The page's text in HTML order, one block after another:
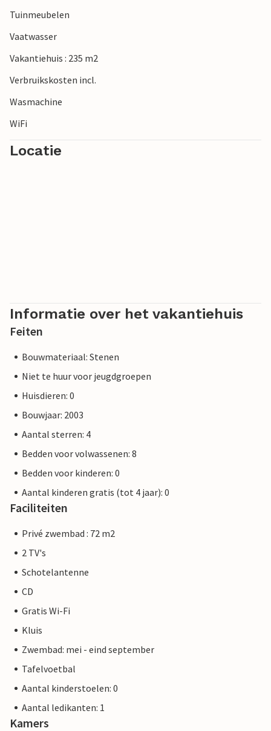
Tuinmeubelen
Vaatwasser
Vakantiehuis : 235 m2
Verbruikskosten incl.
Wasmachine
WiFi
Locatie
Informatie over het vakantiehuis
Feiten
Bouwmateriaal: Stenen
Niet te huur voor jeugdgroepen
Huisdieren: 0
Bouwjaar: 2003
Aantal sterren: 4
Bedden voor volwassenen: 8
Bedden voor kinderen: 0
Aantal kinderen gratis (tot 4 jaar): 0
Faciliteiten
Privé zwembad : 72 m2
2 TV's
Schotelantenne
CD
Gratis Wi-Fi
Kluis
Zwembad: mei - eind september
Tafelvoetbal
Aantal kinderstoelen: 0
Aantal ledikanten: 1
Kamers